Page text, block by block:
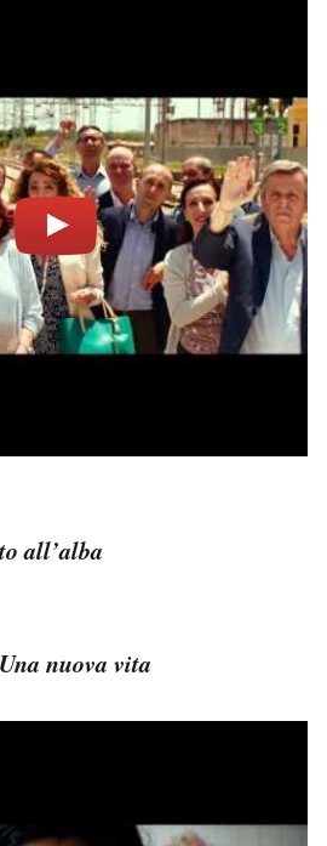
all’alba
nuova vita